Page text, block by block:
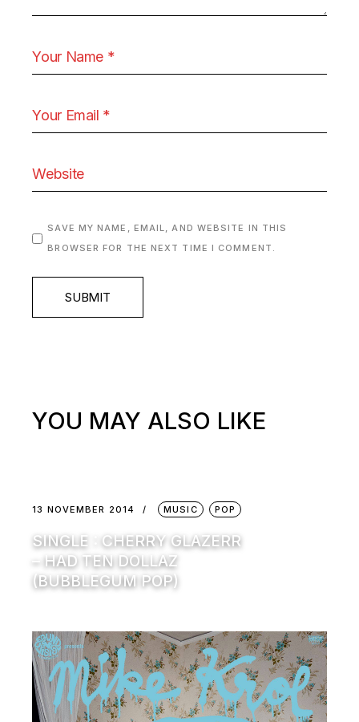
SAVE MY NAME, EMAIL, AND WEBSITE IN THIS
BROWSER FOR THE NEXT TIME I COMMENT.
SUBMIT
YOU MAY ALSO LIKE
13 NOVEMBER 2014 MUSIC POP
SINGLE : CHERRY GLAZERR
– HAD TEN DOLLAZ
(BUBBLEGUM POP)